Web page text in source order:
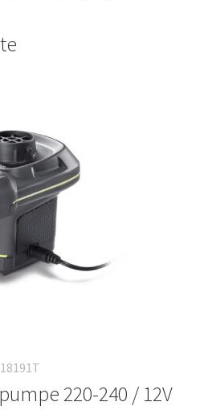
18191T
220-240 / 12V